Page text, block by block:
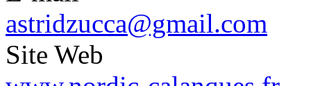
astridzucca@gmail.com
Site Web